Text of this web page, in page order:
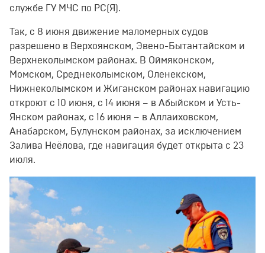
службе ГУ МЧС по РС(Я).
Так, с 8 июня движение маломерных судов
разрешено в Верхоянском, Эвено-Бытантайском и
Верхнеколымском районах. В Оймяконском,
Момском, Среднеколымском, Оленекском,
Нижнеколымском и Жиганском районах навигацию
откроют с 10 июня, с 14 июня – в Абыйском и Усть-
Янском районах, с 16 июня – в Аллаиховском,
Анабарском, Булунском районах, за исключением
Залива Неёлова, где навигация будет открыта с 23
июля.